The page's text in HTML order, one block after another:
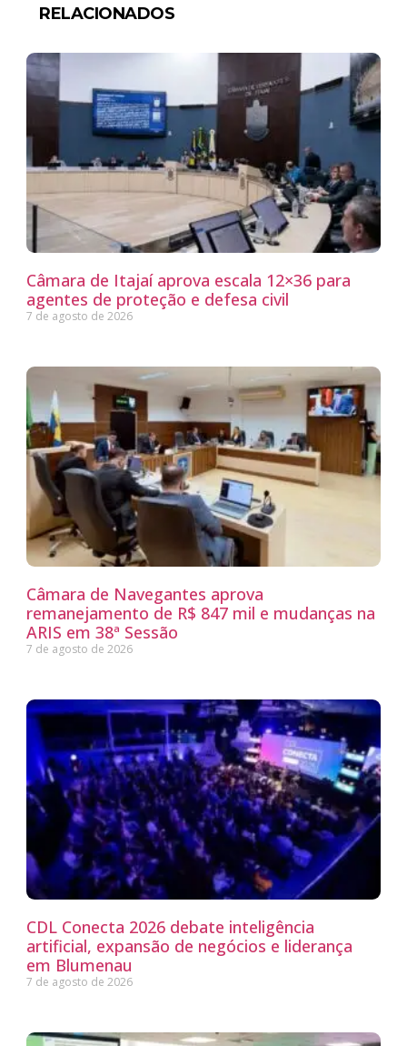
RELACIONADOS
Câmara de Itajaí aprova escala 12×36 para
agentes de proteção e defesa civil
7 de agosto de 2026
Câmara de Navegantes aprova
remanejamento de R$ 847 mil e mudanças na
ARIS em 38ª Sessão
7 de agosto de 2026
CDL Conecta 2026 debate inteligência
artificial, expansão de negócios e liderança
em Blumenau
7 de agosto de 2026